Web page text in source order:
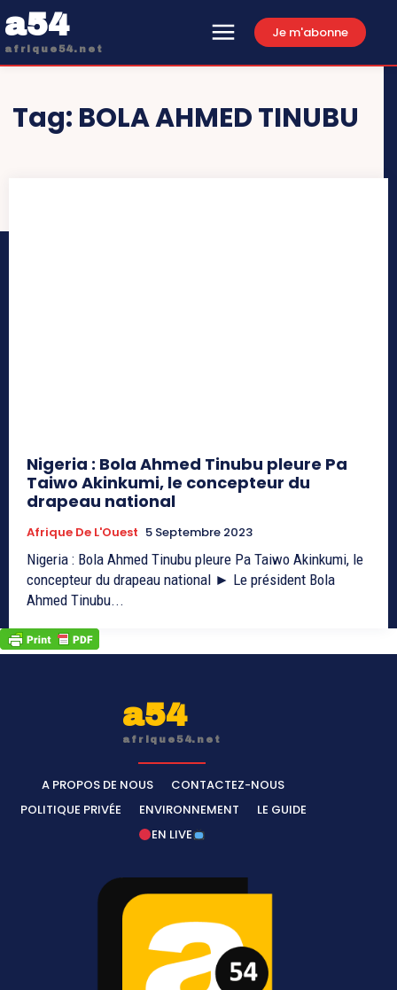
a54
afrique54.net
Je m'abonne
Tag: BOLA AHMED TINUBU
Nigeria : Bola Ahmed Tinubu pleure Pa
Taiwo Akinkumi, le concepteur du
drapeau national
Afrique De L'Ouest 5 Septembre 2023
Nigeria : Bola Ahmed Tinubu pleure Pa Taiwo Akinkumi, le
concepteur du drapeau national ► Le président Bola
Ahmed Tinubu...
a54
afrique54.net
A PROPOS DE NOUS
CONTACTEZ-NOUS
POLITIQUE PRIVÉE
ENVIRONNEMENT
LE GUIDE
EN LIVE